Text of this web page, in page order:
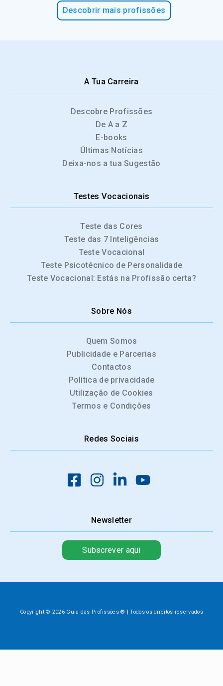
Descobrir mais profissões
A Tua Carreira
Descobre Profissões
De A a Z
E-books
Últimas Notícias
Deixa-nos a tua Sugestão
Testes Vocacionais
Teste das Cores
Teste das 7 Inteligências
Teste Vocacional
Teste Psicotécnico de Personalidade
Teste Vocacional: Estás na Profissão certa?
Sobre Nós
Quem Somos
Publicidade e Parcerias
Contactos
Política de privacidade
Utilização de Cookies
Termos e Condições
Redes Sociais
Newsletter
Subscrever aqui
Copyright © 2026 Guia das Profissões ® | Todos os direitos reservados